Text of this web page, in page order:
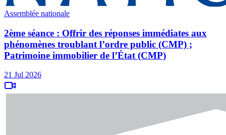
Assemblée nationale
2ème séance : Offrir des réponses immédiates aux
phénomènes troublant l’ordre public (CMP) ;
Patrimoine immobilier de l’État (CMP)
21 Jul 2026